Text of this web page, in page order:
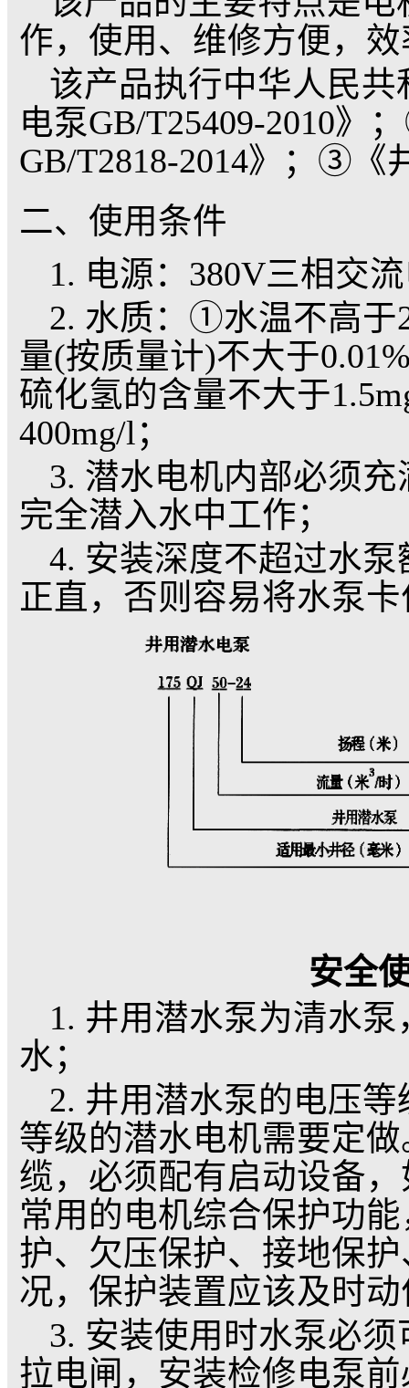
井用潜水电泵是一
水泵组成。它广泛适
企业给排和建筑工程
却系统、温泉浴场等
该产品的主要特点
作，使用、维修方便
该产品执行中华人
电泵GB/T25409-2010
GB/T2818-2014》；③
二、使用条件
1. 电源：380V三相
2. 水质：①水温不
量(按质量计)不大于
硫化氢的含量不大于
400mg/l；
3. 潜水电机内部必
完全潜入水中工作；
4. 安装深度不超过
正直，否则容易将水
安
1. 井用潜水泵为清